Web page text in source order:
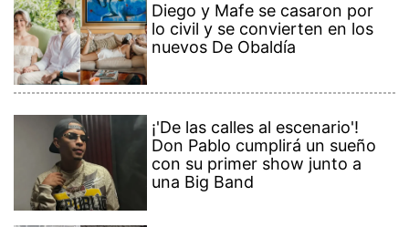
Diego y Mafe se casaron por
lo civil y se convierten en los
nuevos De Obaldía
¡'De las calles al escenario'!
Don Pablo cumplirá un sueño
con su primer show junto a
una Big Band